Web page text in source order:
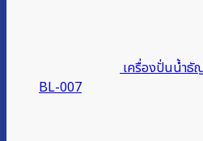
เครื่องปั่นน้ำ
BL-007